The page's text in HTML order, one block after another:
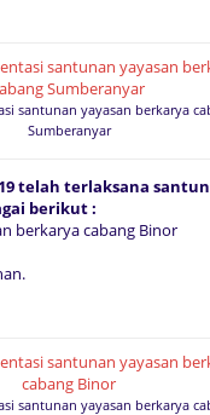
santunan yayasan berkarya
Sumberanyar
telah terlaksana
berikut :
berkarya cabang Binor
santunan yayasan berkarya